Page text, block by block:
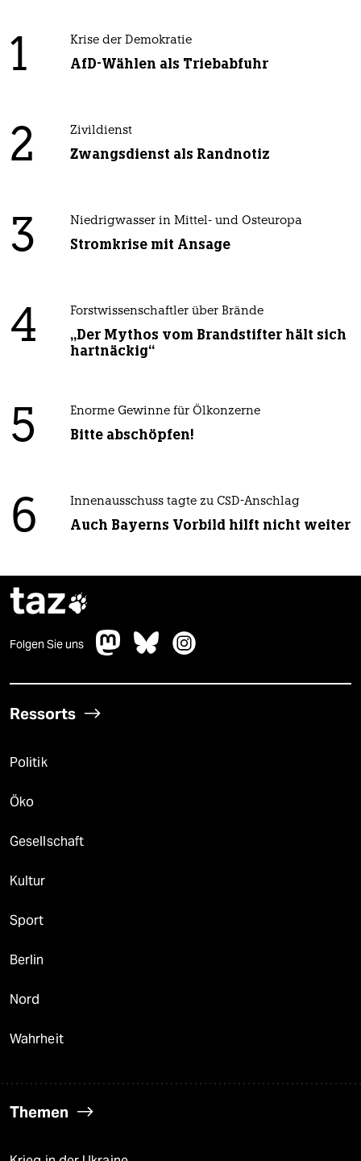
1 Krise der Demokratie
AfD-Wählen als Triebabfuhr
2 Zivildienst
Zwangsdienst als Randnotiz
3 Niedrigwasser in Mittel- und Osteuropa
Stromkrise mit Ansage
4 Forstwissenschaftler über Brände
„Der Mythos vom Brandstifter hält sich
hartnäckig“
5 Enorme Gewinne für Ölkonzerne
Bitte abschöpfen!
6 Innenausschuss tagte zu CSD-Anschlag
Auch Bayerns Vorbild hilft nicht weiter
taz
Folgen Sie uns
Ressorts
Politik
Öko
Gesellschaft
Kultur
Sport
Berlin
Nord
Wahrheit
Themen